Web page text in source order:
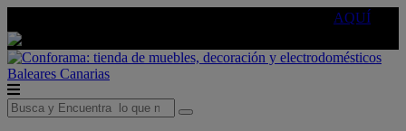
AQUÍ
Baleares Canarias